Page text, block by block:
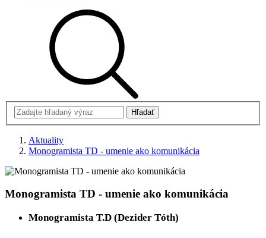
Aktuality
Monogramista TD - umenie ako komunikácia
Monogramista TD - umenie ako komunikácia
Monogramista T.D (Dezider Tóth)